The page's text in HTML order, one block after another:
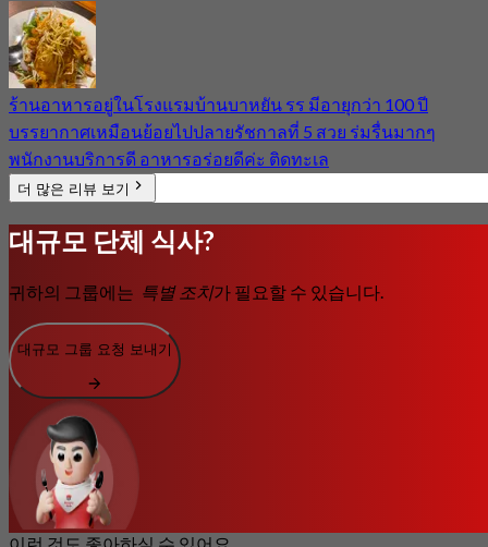
ร้านอาหารอยู่ในโรงแรมบ้านบาหยัน รร มีอายุกว่า 100 ปี
บรรยากาศเหมือนย้อยไปปลายรัชกาลที่ 5 สวย ร่มรื่นมากๆ
พนักงานบริการดี อาหารอร่อยดีค่ะ ติดทะเล
더 많은 리뷰 보기
대규모 단체 식사?
귀하의 그룹에는 특별 조치가 필요할 수 있습니다.
대규모 그룹 요청 보내기
이런 것도 좋아하실 수 있어요